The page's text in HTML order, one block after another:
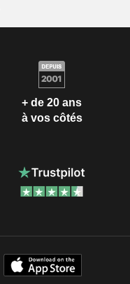
+ de 20 ans
à vos côtés